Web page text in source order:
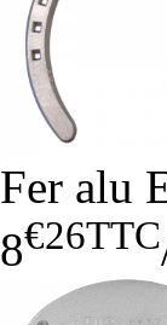
Fer alu
8€26TTC